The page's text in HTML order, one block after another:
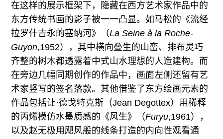
在这样的展示框架下，隐藏在西方艺术家作品中的
东方传统书画的影子被一一凸显。如马松的《流经
拉罗什吉永的塞纳河》（La Seine à la Roche-
Guyon,1952），其中横向叠生的山峦、排布灵巧
齐整的树木都透露着中式山水理想的人造建构。而
在旁边几幅同期创作的作品中，画面左侧还留有艺
术家竖写的签名落款。其他借鉴了东方绘画元素的
作品包括让·德戈特克斯（Jean Degottex）用稀释
的丙烯模仿水墨质感的《风生》（Furyu,1961），
以及赵无极用飓风般的线条打造的内向性观看通